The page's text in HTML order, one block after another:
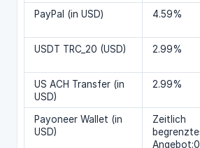
PayPal (in USD) 4.59%
USDT TRC_20 (USD)
2.99%
US ACH Transfer (in
USD)
2.99%
Payoneer Wallet (in
USD)
Zeitlich